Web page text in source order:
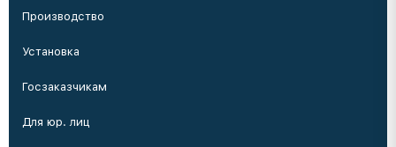
Производство
Установка
Госзаказчикам
Для юр. лиц